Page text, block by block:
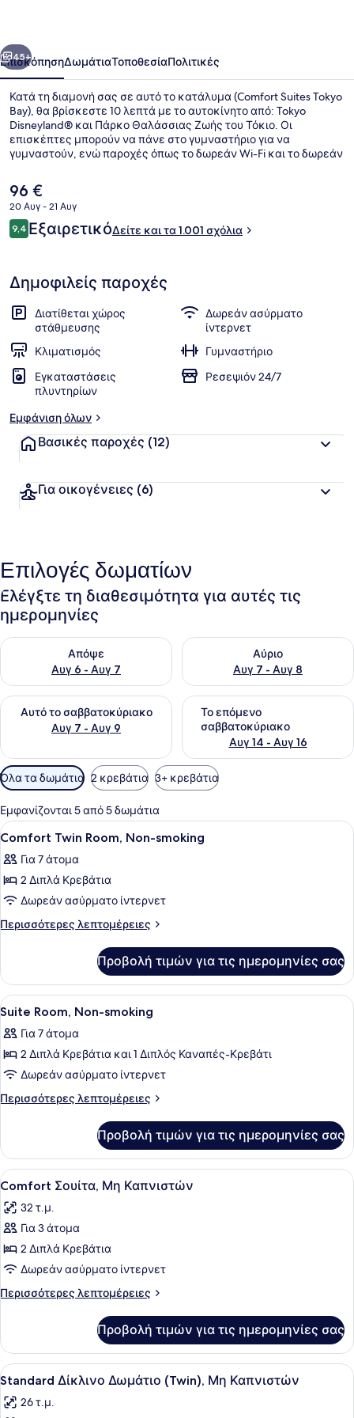
Εξωτερικοί χώροι
Επόμενο
45+
ΕπισκόπησηΔωμάτιαΤοποθεσίαΠολιτικές
Κατά τη διαμονή σας σε αυτό το κατάλυμα (Comfort Suites Tokyo
Bay), θα βρίσκεστε 10 λεπτά με το αυτοκίνητο από: Tokyo
Disneyland® και Πάρκο Θαλάσσιας Ζωής του Τόκιο. Οι
επισκέπτες μπορούν να πάνε στο γυμναστήριο για να
γυμναστούν, ενώ παροχές όπως το δωρεάν Wi-Fi και το δωρεάν
Επίσης, σε κοντινή απόσταση με το αυτοκίνητο θα βρείτε τα
εξής: Κόλπος του Τόκιο και Θέρετρο Tokyo Disney®. Άλλοι
ταξιδιώτες λένε εξαιρετικά πράγματα για το εξυπηρετικό
προσωπικό και τη συνολική κατάσταση του καταλύματος.
Η
τρέχουσα
τιμή
είναι
96 €
20 Αυγ - 21 Αυγ
Σχόλια
9,49,4 στα 10
ΕξαιρετικόΔείτε και τα 1.001 σχόλια
Δημοφιλείς παροχές
Διατίθεται χώρος
στάθμευσης
Δωρεάν ασύρματο
ίντερνετ
Κλιματισμός
Γυμναστήριο
Εγκαταστάσεις
πλυντηρίων
Ρεσεψιόν 24/7
Εμφάνιση όλων
Βασικές παροχές (12)
Για οικογένειες (6)
Επιλογές δωματίων
Ελέγξτε τη διαθεσιμότητα για αυτές τις
ημερομηνίες
Απόψε
Αυγ 6 - Αυγ 7
Έλεγχος διαθεσιμότητας για απόψε Αυγ 6 - Αυγ 7
Αύριο
Αυγ 7 - Αυγ 8
Έλεγχος διαθεσιμότητας
Αυτό το σαββατοκύριακο
Αυγ 7 - Αυγ 9
Έλεγχος διαθεσιμότητας για αυτό το σαββατοκύριακο
Το επόμενο
σαββατοκύριακο
Αυγ 14 - Αυγ 16
Έλεγχος διαθεσιμότητας
Διαθέσιμα
φίλτρα
για
τα
δωμάτια
Όλα τα δωμάτια 2 κρεβάτια 3+ κρεβάτια
Εμφανίζονται 5 από 5 δωμάτια
Προβολή
όλων
των
φωτογραφιών
για
Comfort
Non-
smoking
Χρηματοκιβώτιο στο δωμάτιο,
7
Comfort Twin Room, Non-smoking
Για 7 άτομα
2 Διπλά Κρεβάτια
Δωρεάν ασύρματο ίντερνετ
Περισσότερες λεπτομέρειες
Περισσότερες
Twin
Room,
Non-
Προβολή τιμών για τις ημερομηνίες σας
Προβολή
όλων
των
φωτογραφιών
για
Suite
smoking
Χρηματοκιβώτιο στο δωμάτιο,
10
Suite Room, Non-smoking
Για 7 άτομα
2 Διπλά Κρεβάτια και 1 Διπλός Καναπές-Κρεβάτι
Δωρεάν ασύρματο ίντερνετ
Περισσότερες λεπτομέρειες
Περισσότερες
Room,
Non-
smoking
Προβολή τιμών για τις ημερομηνίες σας
Προβολή
όλων
των
φωτογραφιών
για
Comfort
Σουίτα,
Μη
Ένας μικρός, λειτουργικός
7
Comfort Σουίτα, Μη Καπνιστών
32 τ.μ.
Για 3 άτομα
2 Διπλά Κρεβάτια
Δωρεάν ασύρματο ίντερνετ
Περισσότερες λεπτομέρειες
Περισσότερες
Σουίτα,
Μη
Καπνιστών
Προβολή τιμών για τις ημερομηνίες σας
Προβολή
όλων
των
Ένα δωμάτιο ξενοδοχείου με δύο
6
Standard Δίκλινο Δωμάτιο (Twin), Μη Καπνιστών
26 τ.μ.